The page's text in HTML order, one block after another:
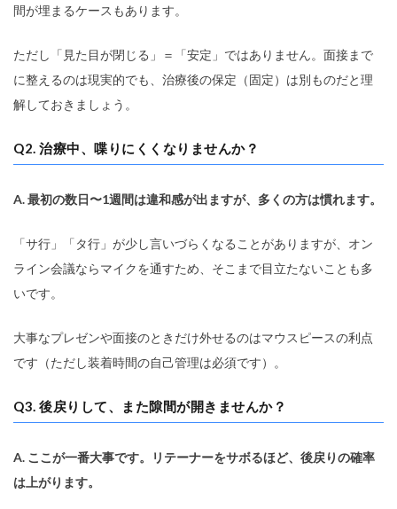
間が埋まるケースもあります。
ただし「見た目が閉じる」＝「安定」ではありません。面接まで
に整えるのは現実的でも、治療後の保定（固定）は別ものだと理
解しておきましょう。
Q2. 治療中、喋りにくくなりませんか？
A. 最初の数日〜1週間は違和感が出ますが、多くの方は慣れます。
「サ行」「タ行」が少し言いづらくなることがありますが、オン
ライン会議ならマイクを通すため、そこまで目立たないことも多
いです。
大事なプレゼンや面接のときだけ外せるのはマウスピースの利点
です（ただし装着時間の自己管理は必須です）。
Q3. 後戻りして、また隙間が開きませんか？
A. ここが一番大事です。リテーナーをサボるほど、後戻りの確率
は上がります。